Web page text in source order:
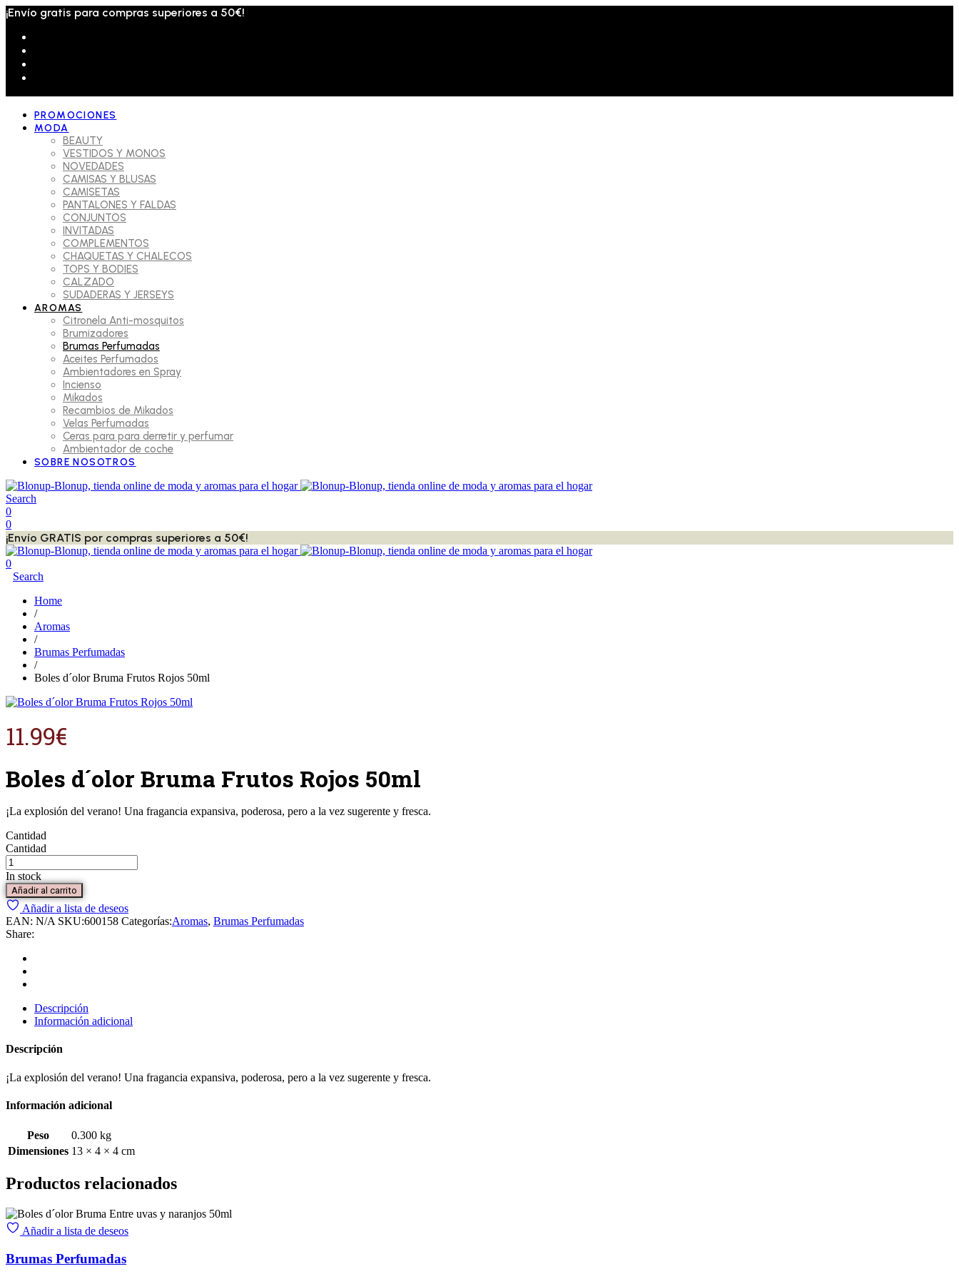
¡Envío gratis para compras superiores a 50€!
PROMOCIONES
MODA
BEAUTY
VESTIDOS Y MONOS
NOVEDADES
CAMISAS Y BLUSAS
CAMISETAS
PANTALONES Y FALDAS
CONJUNTOS
INVITADAS
COMPLEMENTOS
CHAQUETAS Y CHALECOS
TOPS Y BODIES
CALZADO
SUDADERAS Y JERSEYS
AROMAS
Citronela Anti-mosquitos
Brumizadores
Brumas Perfumadas
Aceites Perfumados
Ambientadores en Spray
Incienso
Mikados
Recambios de Mikados
Velas Perfumadas
Ceras para para derretir y perfumar
Ambientador de coche
SOBRE NOSOTROS
Search
0
0
¡Envío GRATIS por compras superiores a 50€!
0
Search
Home
/
Aromas
/
Brumas Perfumadas
/
Boles d´olor Bruma Frutos Rojos 50ml
11.99€
Boles d´olor Bruma Frutos Rojos 50ml
¡La explosión del verano! Una fragancia expansiva, poderosa, pero a la vez sugerente y fresca.
Cantidad
Cantidad
In stock
Añadir al carrito
Añadir a lista de deseos
EAN: N/A SKU:600158 Categorías:Aromas, Brumas Perfumadas
Share:
Descripción
Información adicional
Descripción
¡La explosión del verano! Una fragancia expansiva, poderosa, pero a la vez sugerente y fresca.
Información adicional
Peso
0.300 kg
Dimensiones 13 × 4 × 4 cm
Productos relacionados
Añadir a lista de deseos
Brumas Perfumadas